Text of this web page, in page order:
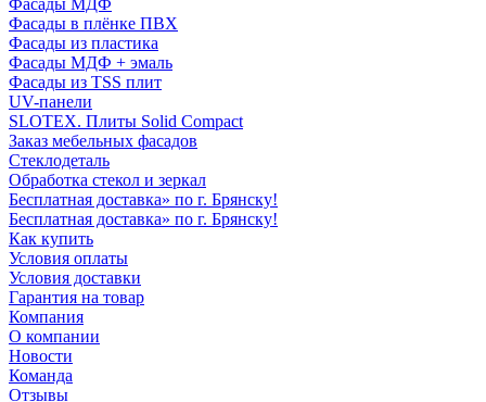
Фасады МДФ
Фасады в плёнке ПВХ
Фасады из пластика
Фасады МДФ + эмаль
Фасады из TSS плит
UV-панели
SLOTEX. Плиты Solid Compact
Заказ мебельных фасадов
Стеклодеталь
Обработка стекол и зеркал
Бесплатная доставка» по г. Брянску!
Бесплатная доставка» по г. Брянску!
Как купить
Условия оплаты
Условия доставки
Гарантия на товар
Компания
О компании
Новости
Команда
Отзывы